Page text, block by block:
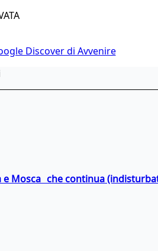
Discover di Avvenire
e Mosca che continua